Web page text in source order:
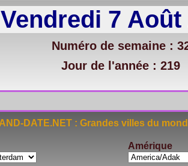
Vendredi 7 Août
Numéro de semaine :
Jour de l'année : 219
DATE.NET : Grandes villes du
Amérique